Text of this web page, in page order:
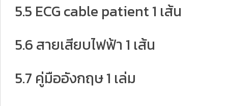
5.5 ECG cable patient 1 เส้น
5.6 สายเสียบไฟฟ้า 1 เส้น
5.7 คู่มืออังกฤษ 1 เล่ม